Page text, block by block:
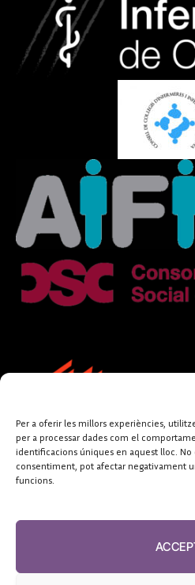
Per a oferir les millors experiències,
per a processar dades com el
identificacions úniques en aquest lloc.
consentiment, pot afectar negativament
funcions.
FUNDACIÓ